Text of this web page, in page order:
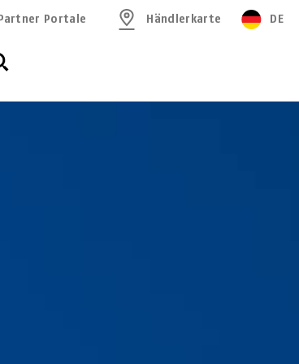
Portale Händlerkarte DE